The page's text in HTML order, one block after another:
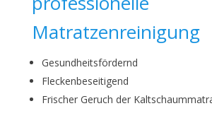
Matratzenreinigung
Gesundheitsfördernd
Fleckenbeseitigend
Frischer Geruch der